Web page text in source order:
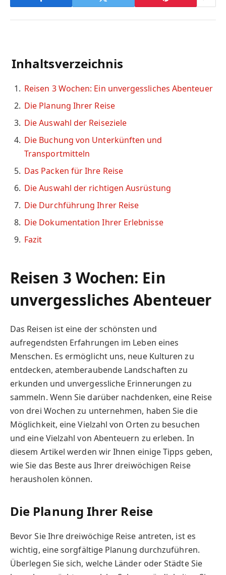
Inhaltsverzeichnis
Reisen 3 Wochen: Ein unvergessliches Abenteuer
Die Planung Ihrer Reise
Die Auswahl der Reiseziele
Die Buchung von Unterkünften und
Transportmitteln
Das Packen für Ihre Reise
Die Auswahl der richtigen Ausrüstung
Die Durchführung Ihrer Reise
Die Dokumentation Ihrer Erlebnisse
Fazit
Reisen 3 Wochen: Ein
unvergessliches Abenteuer
Das Reisen ist eine der schönsten und
aufregendsten Erfahrungen im Leben eines
Menschen. Es ermöglicht uns, neue Kulturen zu
entdecken, atemberaubende Landschaften zu
erkunden und unvergessliche Erinnerungen zu
sammeln. Wenn Sie darüber nachdenken, eine Reise
von drei Wochen zu unternehmen, haben Sie die
Möglichkeit, eine Vielzahl von Orten zu besuchen
und eine Vielzahl von Abenteuern zu erleben. In
diesem Artikel werden wir Ihnen einige Tipps geben,
wie Sie das Beste aus Ihrer dreiwöchigen Reise
herausholen können.
Die Planung Ihrer Reise
Bevor Sie Ihre dreiwöchige Reise antreten, ist es
wichtig, eine sorgfältige Planung durchzuführen.
Überlegen Sie sich, welche Länder oder Städte Sie